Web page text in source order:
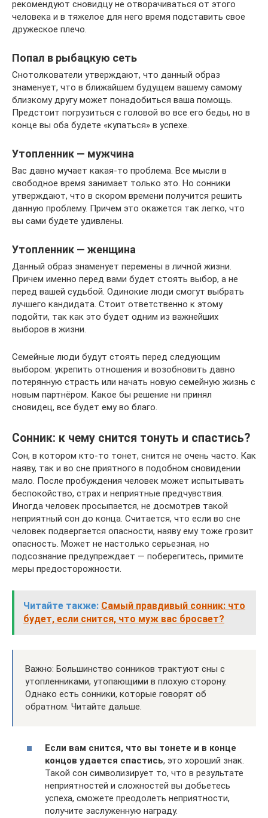
рекомендуют сновидцу не отворачиваться от этого
человека и в тяжелое для него время подставить свое
дружеское плечо.
Попал в рыбацкую сеть
Снотолкователи утверждают, что данный образ
знаменует, что в ближайшем будущем вашему самому
близкому другу может понадобиться ваша помощь.
Предстоит погрузиться с головой во все его беды, но в
конце вы оба будете «купаться» в успехе.
Утопленник — мужчина
Вас давно мучает какая-то проблема. Все мысли в
свободное время занимает только это. Но сонники
утверждают, что в скором времени получится решить
данную проблему. Причем это окажется так легко, что
вы сами будете удивлены.
Утопленник — женщина
Данный образ знаменует перемены в личной жизни.
Причем именно перед вами будет стоять выбор, а не
перед вашей судьбой. Одинокие люди смогут выбрать
лучшего кандидата. Стоит ответственно к этому
подойти, так как это будет одним из важнейших
выборов в жизни.
Семейные люди будут стоять перед следующим
выбором: укрепить отношения и возобновить давно
потерянную страсть или начать новую семейную жизнь с
новым партнёром. Какое бы решение ни принял
сновидец, все будет ему во благо.
Сонник: к чему снится тонуть и спастись?
Сон, в котором кто-то тонет, снится не очень часто. Как
наяву, так и во сне приятного в подобном сновидении
мало. После пробуждения человек может испытывать
беспокойство, страх и неприятные предчувствия.
Иногда человек просыпается, не досмотрев такой
неприятный сон до конца. Считается, что если во сне
человек подвергается опасности, наяву ему тоже грозит
опасность. Может не настолько серьезная, но
подсознание предупреждает — поберегитесь, примите
меры предосторожности.
Читайте также: Самый правдивый сонник: что
будет, если снится, что муж вас бросает?
Важно: Большинство сонников трактуют сны с
утопленниками, утопающими в плохую сторону.
Однако есть сонники, которые говорят об
обратном. Читайте дальше.
Если вам снится, что вы тонете и в конце
концов удается спастись, это хороший знак.
Такой сон символизирует то, что в результате
неприятностей и сложностей вы добьетесь
успеха, сможете преодолеть неприятности,
получите заслуженную награду.